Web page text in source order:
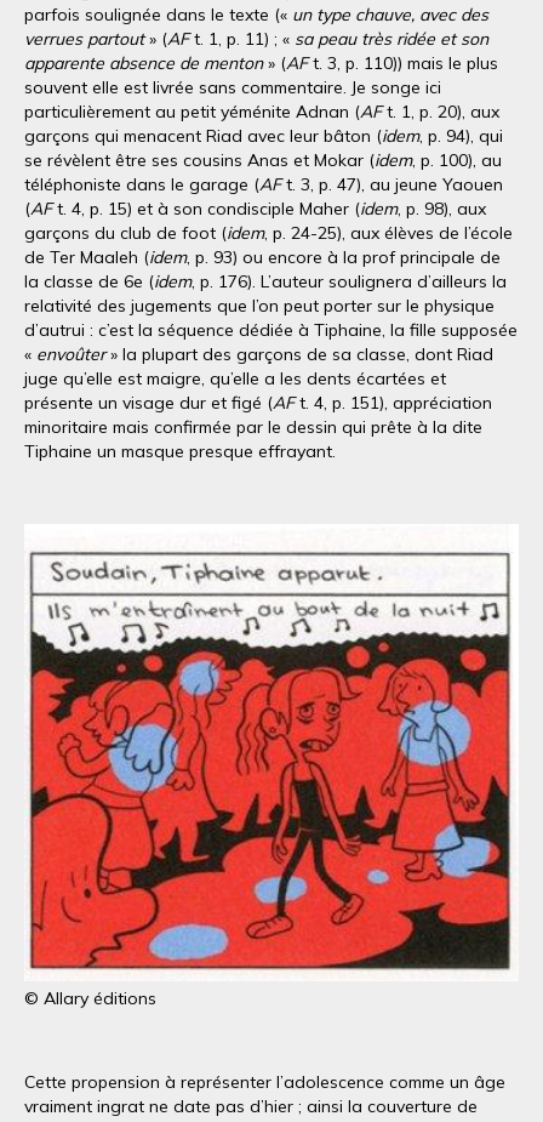
parfois soulignée dans le texte (« un type chauve, avec des
verrues partout» (AFt. 1, p. 11) ; « sa peau très ridée et son
apparente absence de menton» (AFt. 3, p. 110)) mais le plus
souvent elle est livrée sans commentaire. Je songe ici
particulièrement au petit yéménite Adnan (AFt. 1, p. 20), aux
garçons qui menacent Riad avec leur bâton (idem, p. 94), qui
se révèlent être ses cousins Anas et Mokar (idem, p. 100), au
téléphoniste dans le garage (AFt. 3, p. 47), au jeune Yaouen
(AFt. 4, p. 15) et à son condisciple Maher (idem, p. 98), aux
garçons du club de foot (idem, p. 24-25), aux élèves de l’école
de Ter Maaleh (idem, p. 93) ou encore à la prof principale de
la classe de 6e (idem, p. 176). L’auteur soulignera d’ailleurs la
relativité des jugements que l’on peut porter sur le physique
d’autrui : c’est la séquence dédiée à Tiphaine, la fille supposée
« envoûter» la plupart des garçons de sa classe, dont Riad
juge qu’elle est maigre, qu’elle a les dents écartées et
présente un visage dur et figé (AFt. 4, p. 151), appréciation
minoritaire mais confirmée par le dessin qui prête à la dite
Tiphaine un masque presque effrayant.
© Allary éditions
Cette propension à représenter l’adolescence comme un âge
vraiment ingrat ne date pas d’hier ; ainsi la couverture de